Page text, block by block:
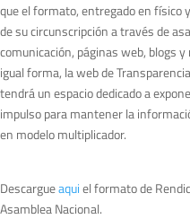
que el formato, entregado en físico
de su circunscripción a través de
comunicación, páginas web, blogs
igual forma, la web de
tendrá un espacio dedicado a
impulso para mantener la
en modelo multiplicador.
Descargueaquiel formato de
Asamblea Nacional.